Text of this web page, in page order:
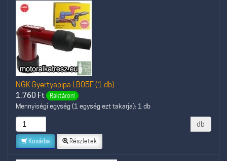
NGK Gyertyapipa LB05F (1 db)
1.760 Ft Raktáron!
Mennyiségi egység (1 egység ezt takarja): 1 db
db
Kosárba Részletek